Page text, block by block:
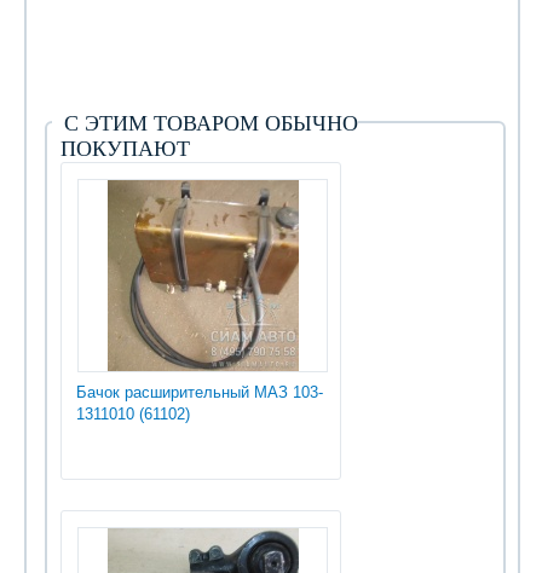
С ЭТИМ ТОВАРОМ ОБЫЧНО
ПОКУПАЮТ
Бачок расширительный МАЗ 103-
1311010 (61102)